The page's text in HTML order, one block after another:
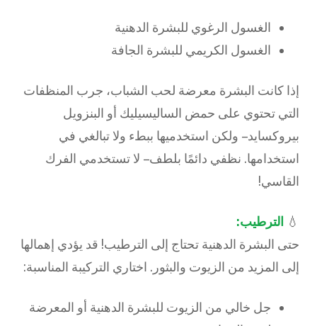
الغسول الرغوي للبشرة الدهنية
الغسول الكريمي للبشرة الجافة
إذا كانت البشرة معرضة لحب الشباب، جرب المنظفات
التي تحتوي على حمض الساليسيليك أو البنزويل
بيروكسايد – ولكن استخدميها ببطء ولا تبالغي في
استخدامها. نظفي دائمًا بلطف – لا تستخدمي الفرك
القاسي!
💧
الترطيب:
حتى البشرة الدهنية تحتاج إلى الترطيب! قد يؤدي إهمالها
إلى المزيد من الزيوت والبثور. اختاري التركيبة المناسبة:
جل خالي من الزيوت للبشرة الدهنية أو المعرضة